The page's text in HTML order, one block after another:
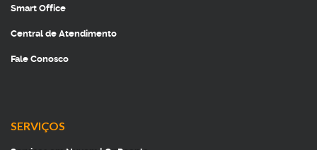
Smart Office
Central de Atendimento
Fale Conosco
SERVIÇOS